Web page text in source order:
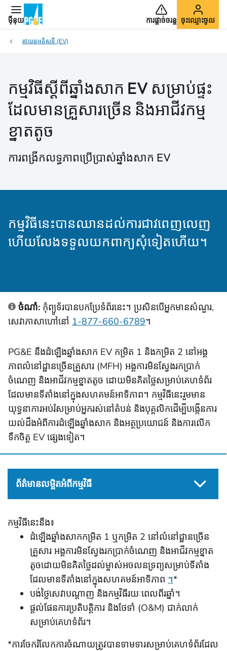
ម៉ឺនុយ ការផ្ដាច់ចរន្ត ចុះឈ្មោះចូល
រថយន្តអគ្គិសនី (EV)
កម្មវិធីស្ដីពីឆ្នាំងសាក EV សម្រាប់ផ្ទះ
ដែលមានគ្រួសារច្រើន និងអាជីវកម្ម
ខ្នាតតូច
ការពង្រីកលទ្ធភាពប្រើប្រាស់ឆ្នាំងសាក EV
កម្មវិធីនេះបានឈានដល់ការជាវពេញលេញ
ហើយលែងទទួលយកពាក្យសុំទៀតហើយ។
ចំណាំ: កុំព្យូទ័របានបកប្រែទំព័រនេះ។ ប្រសិនបើអ្នកមានសំណួរ,
សេវាភាសាហៅនៅ 1-877-660-6789។
PG&E នឹងដំឡើងឆ្នាំងសាក EV កម្រិត 1 និងកម្រិត 2 នៅអង្គ
ភាពលំនៅដ្ឋានច្រើនគ្រួសារ (MFH) អង្គការមិនស្វែងរកប្រាក់
ចំណេញ និងអាជីវកម្មខ្នាតតូច ដោយមិនគិតថ្លៃសម្រាប់គេហទំព័រ
ដែលមានទីតាំងនៅក្នុងសហគមន៍អាទិភាព។ កម្មវិធីនេះរួមមាន
យុទ្ធនាការអប់រំសម្រាប់អ្នករស់នៅតំបន់ និងបុគ្គលិកដើម្បីបង្កើនការ
យល់ដឹងអំពីការដំឡើងឆ្នាំងសាក និងអត្ថប្រយោជន៍ និងការលើក
ទឹកចិត្ត EV ផ្សេងទៀត។
ព័ត៌មានលម្អិតអំពីកម្មវិធី
កម្មវិធីនេះនឹង៖
ដំឡើងឆ្នាំងសាកកម្រិត 1 ឬកម្រិត 2 នៅលំនៅដ្ឋានច្រើន
គ្រួសារ អង្គការមិនស្វែងរកប្រាក់ចំណេញ និងអាជីវកម្មខ្នាត
តូចដោយមិនគិតថ្លៃដល់ម្ចាស់អចលនទ្រព្យសម្រាប់ទីតាំង
ដែលមានទីតាំងនៅក្នុងសហគមន៍អាទិភាព ។*
បង់ថ្លៃសេវាបណ្តាញ និងកម្មវិធីរយៈពេលពីរឆ្នាំ។
ផ្តល់ផែនការប្រតិបត្តិការ និងថែទាំ (O&M) ជាក់លាក់
សម្រាប់គេហទំព័រ។
*ការចែករំលែកការចំណាយត្រូវបានទាមទារសម្រាប់គេហទំព័រដែល